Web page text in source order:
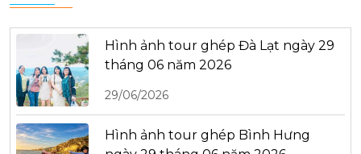
Hình ảnh tour ghép Đà Lạt ngày 29
tháng 06 năm 2026
29/06/2026
Hình ảnh tour ghép Bình Hưng